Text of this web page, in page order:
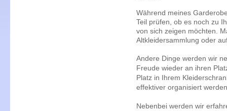
Während meines
Teil prüfen, ob es noch zu
von sich zeigen möchten.
Altkleidersammlung oder
Andere Dinge werden wir
Freude wieder an ihren
Platz in Ihrem
effektiver organisiert
Nebenbei werden wir